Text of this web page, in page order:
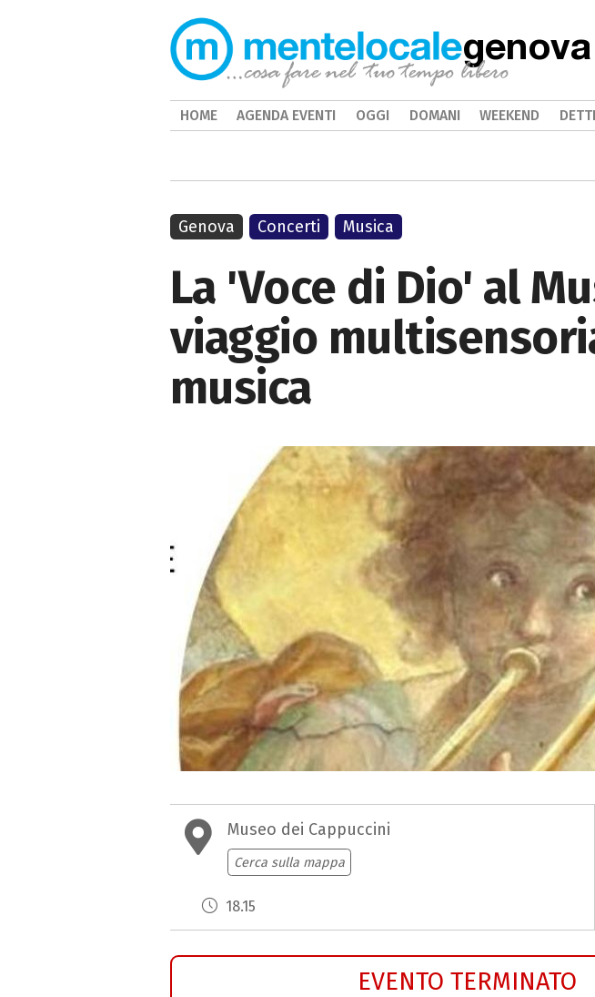
La 'Voce di Dio' al
viaggio
musica
Museo dei Cappuccini
Cerca sulla mappa
18.15
EVENTO TERMINATO
Genova Concerti Musica
genova
HOME AGENDA EVENTI OGGI DOMANI WEEKEND